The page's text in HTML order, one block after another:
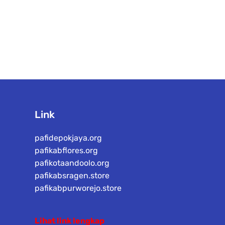
Link
pafidepokjaya.org
pafikabflores.org
pafikotaandoolo.org
pafikabsragen.store
pafikabpurworejo.store
Lihat link lengkap